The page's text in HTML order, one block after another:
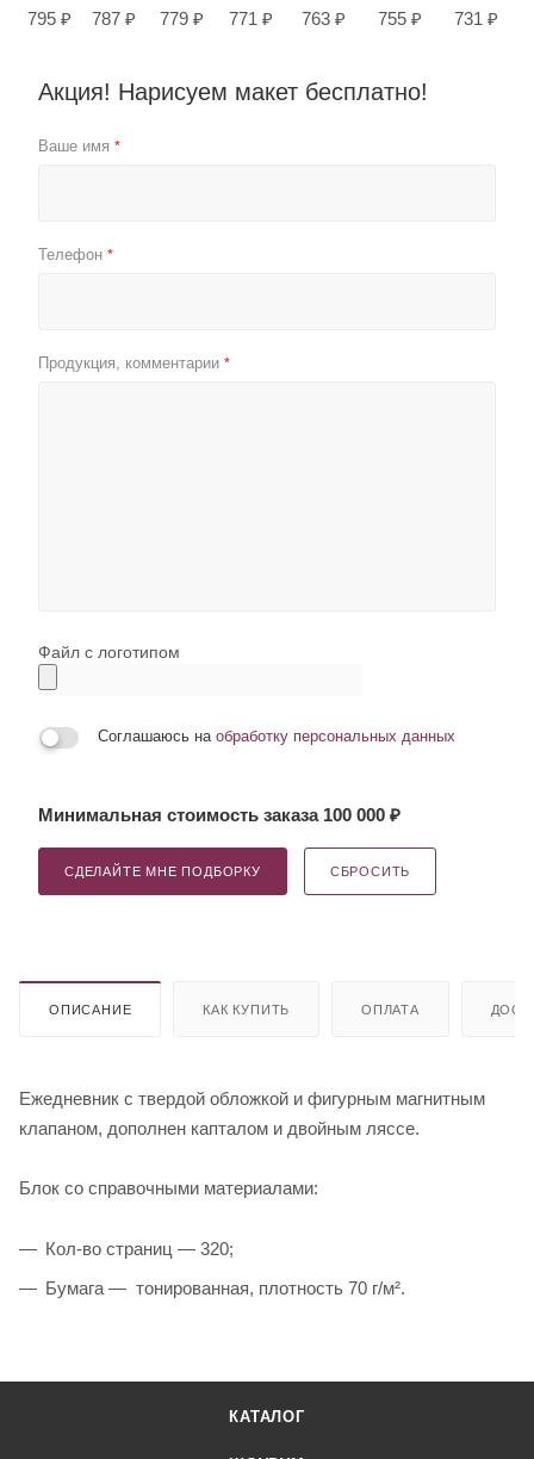
795 ₽
787 ₽
779 ₽
771 ₽
763 ₽
755 ₽
731 ₽
Акция! Нарисуем макет бесплатно!
Ваше имя *
Телефон *
Продукция, комментарии *
Файл с логотипом
Соглашаюсь на обработку персональных данных
Минимальная стоимость заказа 100 000 ₽
СДЕЛАЙТЕ МНЕ ПОДБОРКУ СБРОСИТЬ
ОПИСАНИЕ КАК КУПИТЬ ОПЛАТА
Ежедневник с твердой обложкой и фигурным магнитным
клапаном, дополнен капталом и двойным ляссе.
Блок со справочными материалами:
Кол-во страниц — 320;
Бумага — тонированная, плотность 70 г/м².
КАТАЛОГ